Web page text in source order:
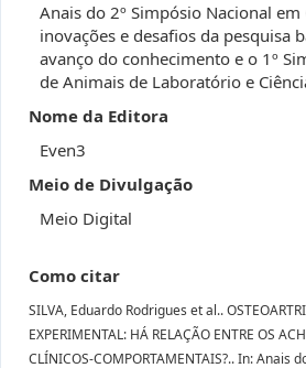
Anais do 2º Simpósio Nacional em
inovações e desafios da pesquisa
avanço do conhecimento e o 1º
de Animais de Laboratório e
Nome da Editora
Even3
Meio de Divulgação
Meio Digital
Como citar
SILVA, Eduardo Rodrigues et al..
EXPERIMENTAL: HÁ RELAÇÃO ENTRE OS
CLÍNICOS-COMPORTAMENTAIS?.. In: Anais